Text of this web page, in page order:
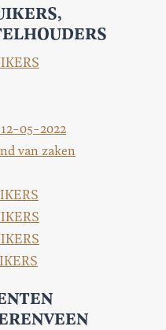
05-2022
van zaken